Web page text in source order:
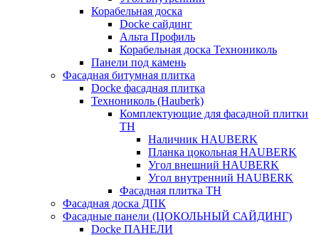
Корабельная доска
Docke сайдинг
Альта Профиль
Корабельная доска Технониколь
Панели под камень
Фасадная битумная плитка
Docke фасадная плитка
Технониколь (Hauberk)
Комплектующие для фасадной плитки
ТН
Наличник HAUBERK
Планка цокольная HAUBERK
Угол внешний HAUBERK
Угол внутренний HAUBERK
Фасадная плитка ТН
Фасадная доска ДПК
Фасадные панели (ЦОКОЛЬНЫЙ САЙДИНГ)
Docke ПАНЕЛИ